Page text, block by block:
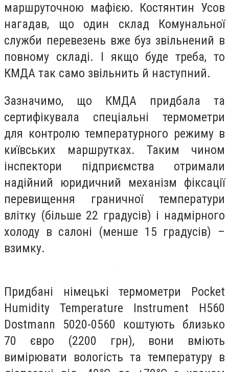
маршруточною мафією. Костянтин Усов
нагадав, що один склад Комунальної
служби перевезень вже буз звільнений в
повному складі. І якщо буде треба, то
КМДА так само звільнить й наступний.
Зазначимо, що КМДА придбала та
сертифікувала спеціальні термометри
для контролю температурного режиму в
київських маршрутках. Таким чином
інспектори підприємства отримали
надійний юридичний механізм фіксації
перевищення граничної температури
влітку (більше 22 градусів) і надмірного
холоду в салоні (менше 15 градусів) –
взимку.
Придбані німецькі термометри Pocket
Humidity Temperature Instrument H560
Dostmann 5020-0560 коштують близько
70 євро (2200 грн), вони вміють
вимірювати вологість та температуру в